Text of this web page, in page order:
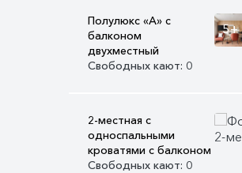
Полулюкс «А» с
балконом
двухместный
Свободных кают: 0
5+
2-местная с
односпальными
кроватями с балконом
Свободных кают: 0